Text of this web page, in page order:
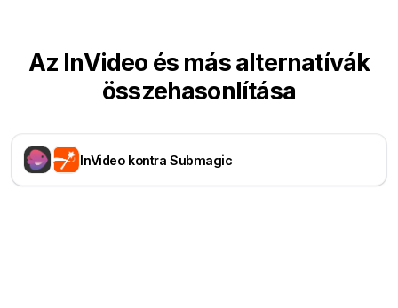
Az InVideo és más alternatívák
összehasonlítása
InVideo kontra Submagic